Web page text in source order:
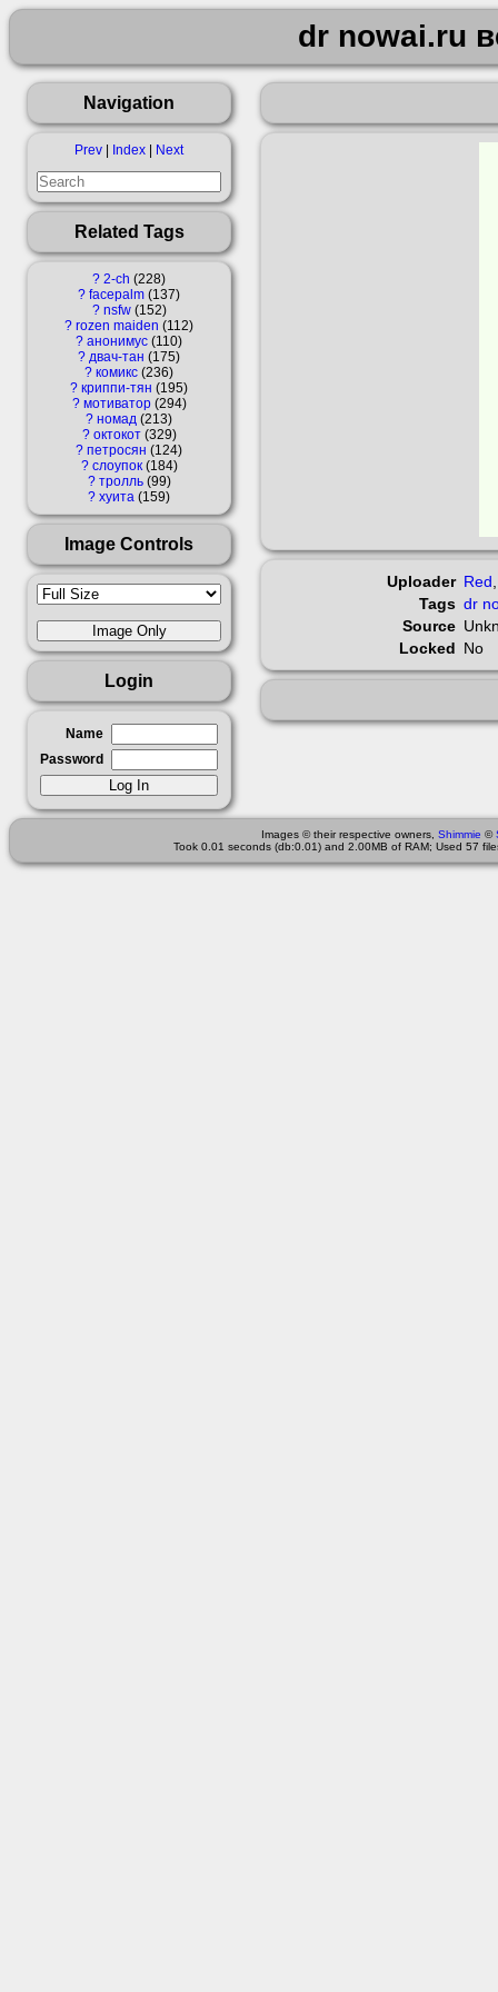
dr nowai.ru
Navigation
Prev Index Next
Related Tags
? 2-ch 228
? facepalm 137
? nsfw 152
? rozen maiden
112
? анонимус 110
? двач-тан
175
? комикс 236
? криппи-тян
195
? мотиватор 294
? номад 213
? октокот 329
? петросян
124
? слоупок 184
? тролль 99
? хуита 159
Image Controls
Login
Name
Password
Uploader Red
Tags dr
Source
Locked No
Images © their respective owners, Shimmie ©
Took 0.01 seconds (db:0.01) and 2.00MB of RAM; Used 57